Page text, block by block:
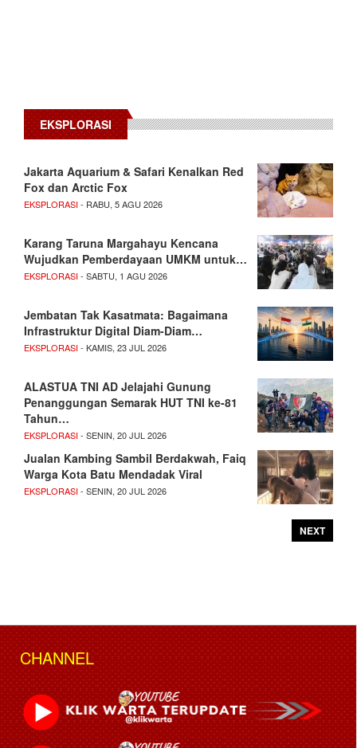
EKSPLORASI
Jakarta Aquarium & Safari Kenalkan Red
Fox dan Arctic Fox
EKSPLORASI- RABU, 5 AGU 2026
Karang Taruna Margahayu Kencana
Wujudkan Pemberdayaan UMKM untuk…
EKSPLORASI- SABTU, 1 AGU 2026
Jembatan Tak Kasatmata: Bagaimana
Infrastruktur Digital Diam-Diam…
EKSPLORASI- KAMIS, 23 JUL 2026
ALASTUA TNI AD Jelajahi Gunung
Penanggungan Semarak HUT TNI ke-81
Tahun…
EKSPLORASI- SENIN, 20 JUL 2026
Jualan Kambing Sambil Berdakwah, Faiq
Warga Kota Batu Mendadak Viral
EKSPLORASI- SENIN, 20 JUL 2026
NEXT
CHANNEL